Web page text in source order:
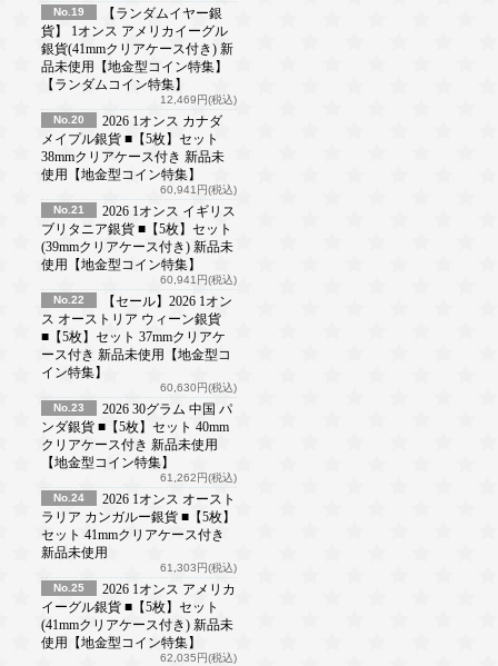
No.19
【ランダムイヤー銀
貨】 1オンス アメリカイーグル
銀貨(41mmクリアケース付き) 新
品未使用【地金型コイン特集】
【ランダムコイン特集】
12,469円(税込)
No.20
2026 1オンス カナダ
メイプル銀貨 ■【5枚】セット
38mmクリアケース付き 新品未
使用【地金型コイン特集】
60,941円(税込)
No.21
2026 1オンス イギリス
ブリタニア銀貨 ■【5枚】セット
(39mmクリアケース付き) 新品未
使用【地金型コイン特集】
60,941円(税込)
No.22
【セール】2026 1オン
ス オーストリア ウィーン銀貨
■【5枚】セット 37mmクリアケ
ース付き 新品未使用【地金型コ
イン特集】
60,630円(税込)
No.23
2026 30グラム 中国 パ
ンダ銀貨 ■【5枚】セット 40mm
クリアケース付き 新品未使用
【地金型コイン特集】
61,262円(税込)
No.24
2026 1オンス オースト
ラリア カンガルー銀貨 ■【5枚】
セット 41mmクリアケース付き
新品未使用
61,303円(税込)
No.25
2026 1オンス アメリカ
イーグル銀貨 ■【5枚】セット
(41mmクリアケース付き) 新品未
使用【地金型コイン特集】
62,035円(税込)